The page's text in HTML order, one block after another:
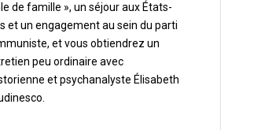
de famille », un séjour aux États-
et un engagement au sein du parti
et vous obtiendrez un
peu ordinaire avec
et psychanalyste Élisabeth